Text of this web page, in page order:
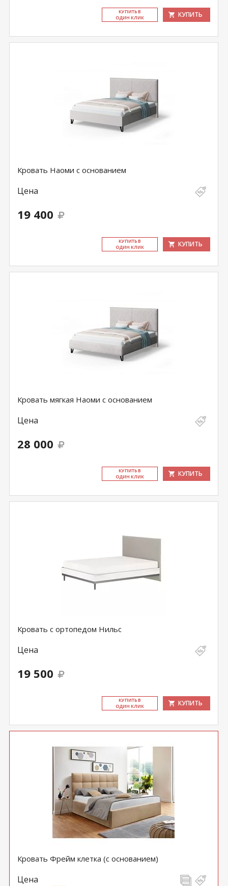
КУ­ПИТЬ В
ОДИН КЛИК
КУПИТЬ
Кровать Наоми c основанием
Цена
19 400
КУ­ПИТЬ В
ОДИН КЛИК
КУПИТЬ
Кровать мягкая Наоми с основанием
Цена
28 000
КУ­ПИТЬ В
ОДИН КЛИК
КУПИТЬ
Кровать с ортопедом Нильс
Цена
19 500
КУ­ПИТЬ В
ОДИН КЛИК
КУПИТЬ
Кровать Фрейм клетка (с основанием)
Цена